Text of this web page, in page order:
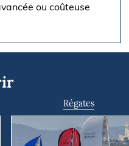
ou coûteuse
Régates